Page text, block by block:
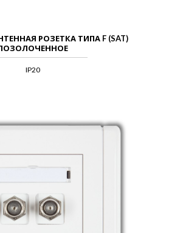
РОЗЕТКА ТИПА F (SAT)
IP20